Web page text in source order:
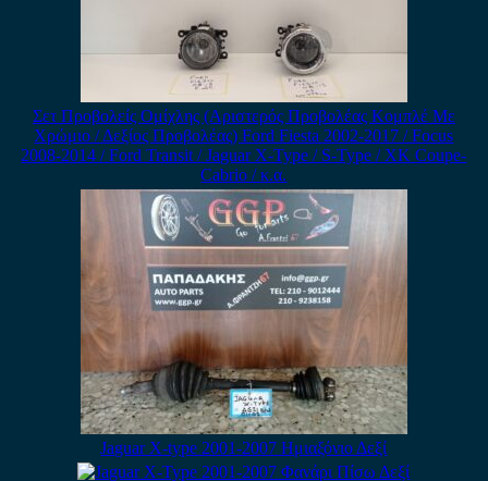
Σετ Προβολείς Ομίχλης (Αριστερός Προβολέας Κομπλέ Με
Χρώμιο / Δεξίος Προβολέας) Ford Fiesta 2002-2017 / Focus
2008-2014 / Ford Transit / Jaguar X-Type / S-Type / XK Coupe-
Cabrio / κ.α.
Jaguar X-type 2001-2007 Ημιαξόνιο Δεξί